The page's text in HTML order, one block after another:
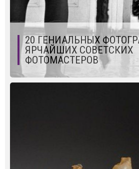
20 ГЕНИАЛЬНЫХ
ЯРЧАЙШИХ СОВЕТСКИХ
ФОТОМАСТЕРОВ